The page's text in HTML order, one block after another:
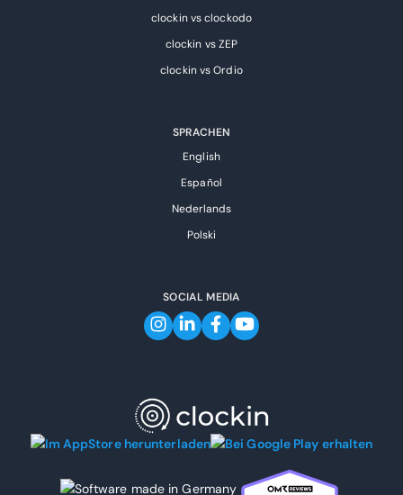
clockin vs clockodo
clockin vs ZEP
clockin vs Ordio
SPRACHEN
English
Español
Nederlands
Polski
SOCIAL MEDIA